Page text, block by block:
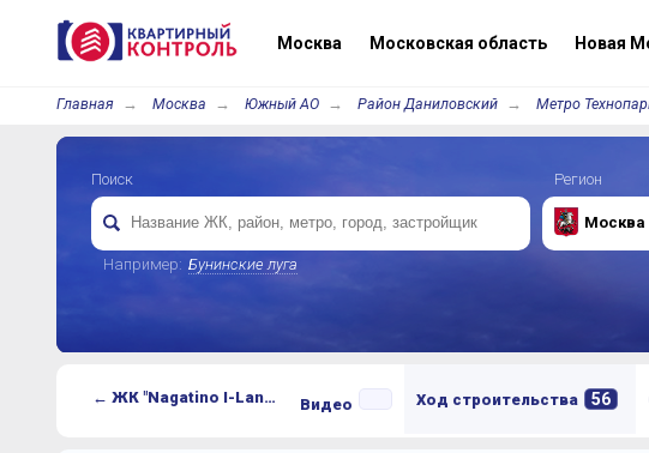
Москва Московская область Новая
Главная Москва Южный АО Район Даниловский Метро
Поиск
Например: Бунинские луга
Регион
Москва
← ЖК "Nagatino I-Land" (Централ Парк) Видео Ход строительства 56